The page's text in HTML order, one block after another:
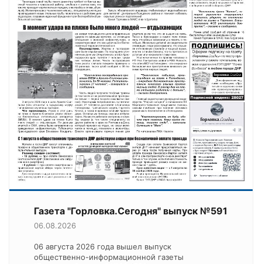
Газета "Горловка.Сегодня" выпуск №591
06.08.2026
06 августа 2026 года вышел выпуск
общественно-информационной газеты